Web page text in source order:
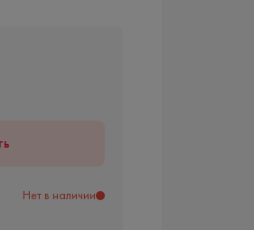
Нет в наличии